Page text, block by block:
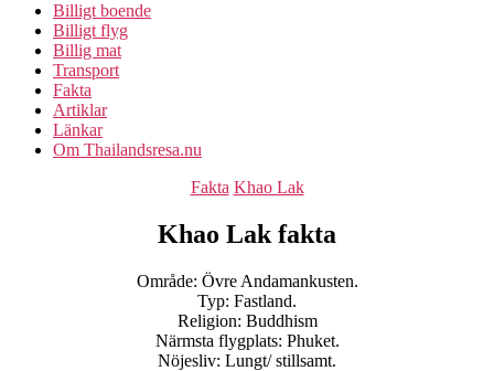
Billigt boende
Billigt flyg
Billig mat
Transport
Fakta
Artiklar
Länkar
Om Thailandsresa.nu
Kategorier
Fakta Khao Lak
Khao Lak fakta
Område: Övre Andamankusten.
Typ: Fastland.
Religion: Buddhism
Närmsta flygplats: Phuket.
Nöjesliv: Lungt/ stillsamt.